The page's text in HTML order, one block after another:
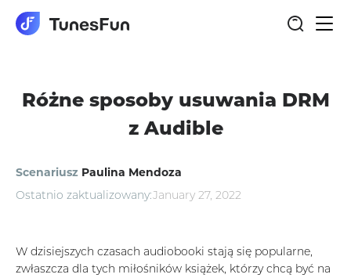
Różne sposoby usuwania DRM
z Audible
Scenariusz Paulina Mendoza
Ostatnio zaktualizowany:January 27, 2022
W dzisiejszych czasach audiobooki stają się popularne,
zwłaszcza dla tych miłośników książek, którzy chcą być na